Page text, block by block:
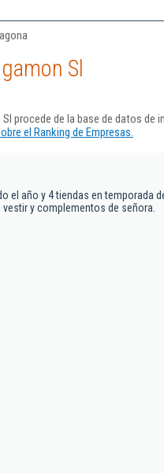
Sl
procede de la base de datos de
el Ranking de Empresas.
el año y 4 tiendas en temporada
y complementos de señora.